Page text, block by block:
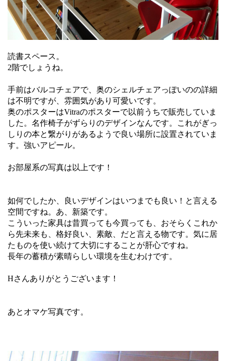
読書スペース。
2階でしょうね。
手前はバルコチェアで、奥のシェルチェアっぽいのの詳細
は不明ですが、雰囲気があり可愛いです。
奥のポスターはVitraのポスターで以前うちで販売していま
した。名作椅子がずらりのデザインなんです。これがぎっ
しりの本と繋がりがあるようで良い場所に設置されていま
す。強いアピール。
お部屋系の写真は以上です！
如何でしたか、良いデザインはいつまでも良い！と言える
空間ですね。あ、新築です。
こういった家具は昔買っても今買っても、おそらくこれか
ら先未来も、格好良い、素敵、だと言える物です。気に居
たものを使い続けて大切にすることが肝心ですね。
長年の蓄積が素晴らしい環境を生むわけです。
Hさんありがとうございます！
あとオマケ写真です。